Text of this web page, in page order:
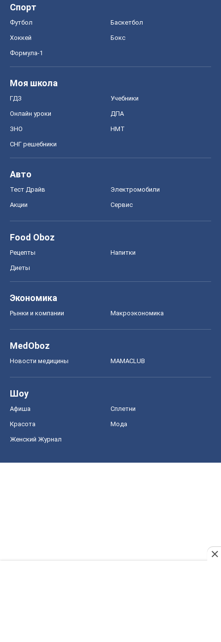
Спорт
Футбол Баскетбол
Хоккей Бокс
Формула-1
Моя школа
ГДЗ Учебники
Онлайн уроки ДПА
ЗНО НМТ
СНГ решебники
Авто
Тест Драйв Электромобили
Акции Сервис
Food Oboz
Рецепты Напитки
Диеты
Экономика
Рынки и компании Mакроэкономика
MedOboz
Новости медицины MAMACLUB
Шоу
Афиша Сплетни
Красота Мода
Женский Журнал